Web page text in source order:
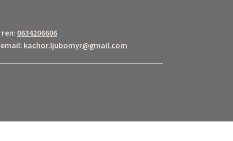
тел: 0634206606
email: kachor.ljubomyr@gmail.com